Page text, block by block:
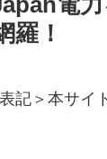
羅！
記＞本サ